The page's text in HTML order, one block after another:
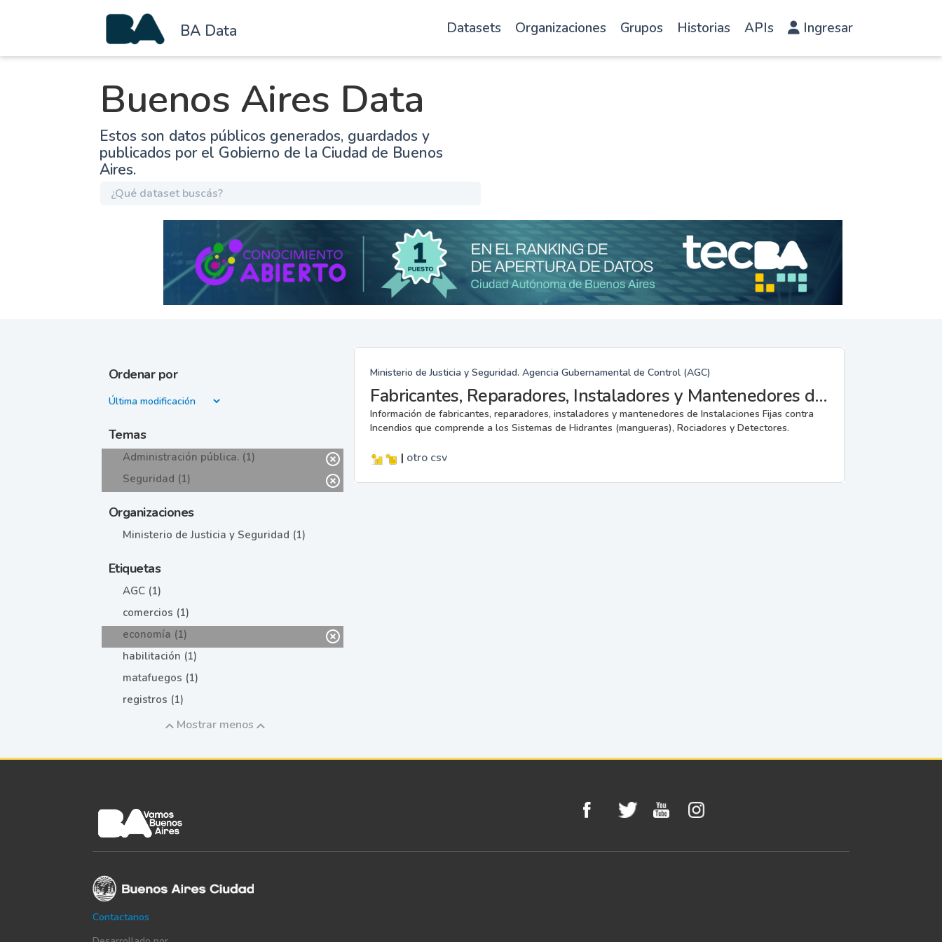
BA Data Datasets Organizaciones Grupos Historias APIs Ingresar
Buenos Aires Data
Estos son datos públicos generados, guardados y
publicados por el Gobierno de la Ciudad de Buenos
Aires.
Ordenar por
Temas
Administración pública. (1)
Seguridad (1)
Organizaciones
Ministerio de Justicia y Seguridad (1)
Etiquetas
AGC (1)
comercios (1)
economía (1)
habilitación (1)
matafuegos (1)
registros (1)
Mostrar menos
Ministerio de Justicia y Seguridad. Agencia Gubernamental de Control (AGC)
Fabricantes, Reparadores, Instaladores y Mantenedores de Instalaciones Fijas contra Incendios.
Información de fabricantes, reparadores, instaladores y mantenedores de Instalaciones Fijas contra
Incendios que comprende a los Sistemas de Hidrantes (mangueras), Rociadores y Detectores.
| otro csv
Contactanos